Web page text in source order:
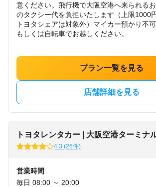
意ください。飛行機で大阪空港へ来られる
のタクシー代を負担いたします（上限1000
トヨタシェアは対象外）マイカー預かり不
もしくは自転車でお越しください。
プラン一覧を見る
店舗詳細を見る
トヨタレンタカー | 大阪空港ターミナ
4.3 (26件)
営業時間
毎日 08:00 ～ 20:00